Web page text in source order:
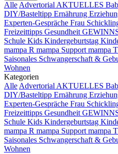
AlleAdvertorialAKTUELLES
DIY/Basteltipp Ernährung
Experten-Gespräche Frau
Freizeittipps Gesundheit
Schule Kids Kindergeburtstag
mampa R mampa Supportmampa
Saisonales Schwangerschaft &
Wohnen
Kategorien
AlleAdvertorialAKTUELLES
DIY/Basteltipp Ernährung
Experten-Gespräche Frau
Freizeittipps Gesundheit
Schule Kids Kindergeburtstag
mampa R mampa Supportmampa
Saisonales Schwangerschaft &
Wohnen